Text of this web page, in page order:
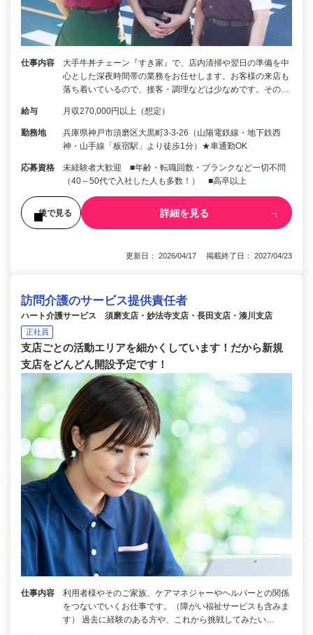
仕事内容
大手牛丼チェーン『すき家』で、店内清掃や翌日の準備を中
心とした深夜時間帯の業務をお任せします。お客様の来店も
落ち着いているので、接客・調理などは少なめです。その…
給与 月収270,000円以上（想定）
勤務地
兵庫県神戸市須磨区大黒町3-3-26（山陽電鉄線・地下鉄西
神・山手線「板宿駅」より徒歩1分）★車通勤OK
応募資格
未経験者大歓迎 ■年齢・転職回数・ブランクなど一切不問
（40～50代で入社した人も多数！） ■高卒以上
後で見る 詳細を見る
更新日： 2026/04/17 掲載終了日： 2027/04/23
訪問介護のサービス提供責任者
ハート介護サービス 須磨支店・妙法寺支店・長田支店・湊川支店
正社員
支店ごとの活動エリアを細かくしています！だから新規
支店をどんどん開設予定です！
仕事内容
利用者様やそのご家族、ケアマネジャーやヘルパーとの関係
をつないでいくお仕事です。（障がい福祉サービスも含みま
す） 過去に経験のある方や、これから挑戦してみたい…